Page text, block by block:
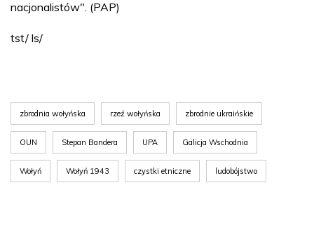
nacjonalistów". (PAP)
tst/ ls/
zbrodnia wołyńska rzeź wołyńska zbrodnie ukraińskie
OUN Stepan Bandera UPA Galicja Wschodnia
Wołyń Wołyń 1943 czystki etniczne ludobójstwo